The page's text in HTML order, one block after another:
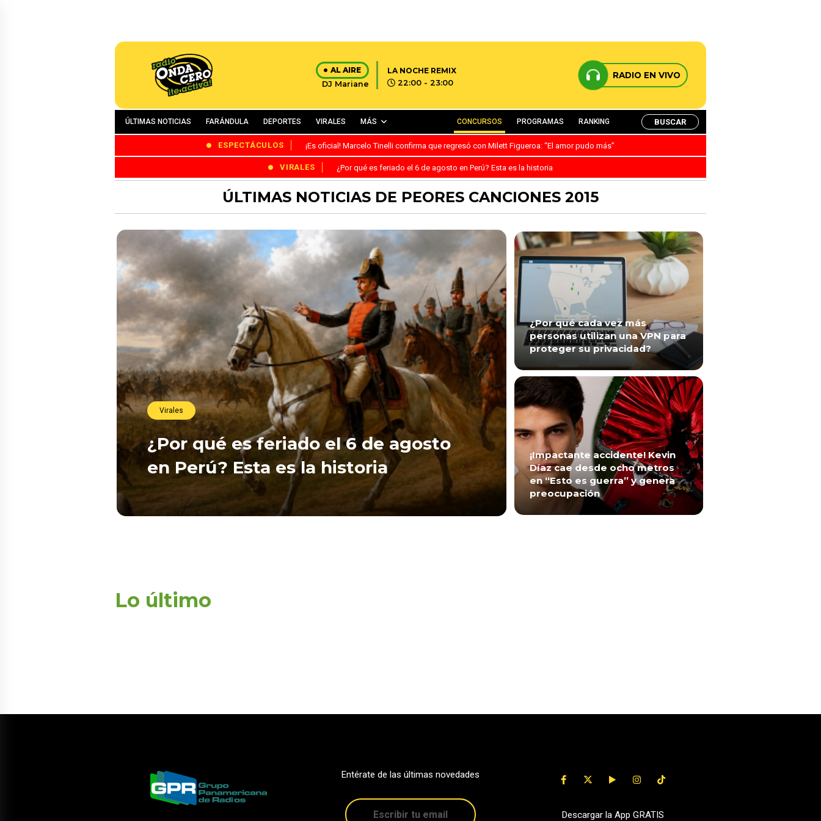
AL AIRE
DJ Mariane
LA NOCHE REMIX
22:00 - 23:00
RADIO EN VIVO
ÚLTIMAS NOTICIAS FARÁNDULA DEPORTES VIRALES MÁS CONCURSOS PROGRAMAS RANKING BUSCAR
ESPECTÁCULOS ¡Es oficial! Marcelo Tinelli confirma que regresó con Milett Figueroa: “El amor pudo más”
VIRALES ¿Por qué es feriado el 6 de agosto en Perú? Esta es la historia
ÚLTIMAS NOTICIAS DE PEORES CANCIONES 2015
Virales
¿Por qué es feriado el 6 de agosto
en Perú? Esta es la historia
¿Por qué cada vez más
personas utilizan una VPN para
proteger su privacidad?
¡Impactante accidente! Kevin
Díaz cae desde ocho metros
en “Esto es guerra” y genera
preocupación
Lo último
Entérate de las últimas novedades
Descargar la App GRATIS